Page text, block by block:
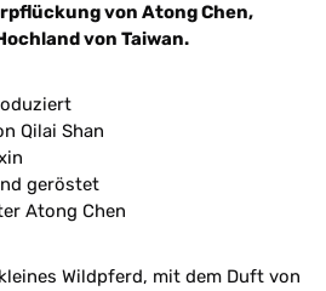
von Atong Chen,
von Taiwan.
Qilai Shan
geröstet
Atong Chen
Wildpferd, mit dem Duft von